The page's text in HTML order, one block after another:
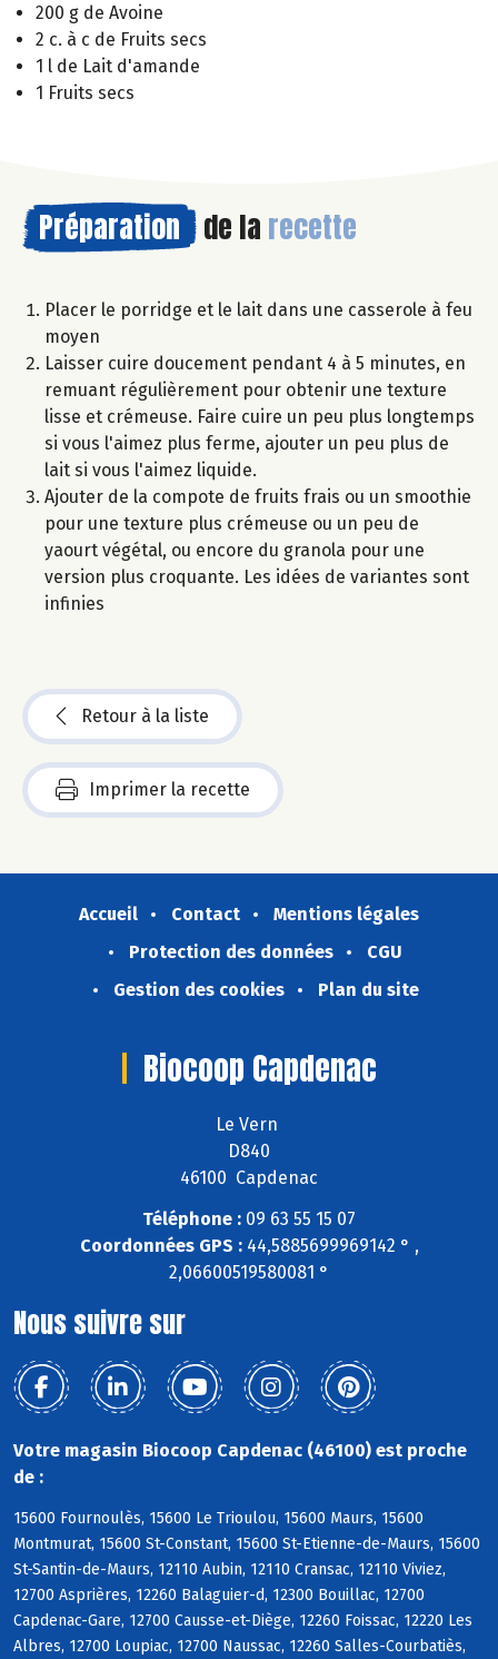
200 g de Avoine
2 c. à c de Fruits secs
1 l de Lait d'amande
1 Fruits secs
Préparation de la recette
Placer le porridge et le lait dans une casserole à feu
moyen
Laisser cuire doucement pendant 4 à 5 minutes, en
remuant régulièrement pour obtenir une texture
lisse et crémeuse. Faire cuire un peu plus longtemps
si vous l'aimez plus ferme, ajouter un peu plus de
lait si vous l'aimez liquide.
Ajouter de la compote de fruits frais ou un smoothie
pour une texture plus crémeuse ou un peu de
yaourt végétal, ou encore du granola pour une
version plus croquante. Les idées de variantes sont
infinies
Retour à la liste
Imprimer la recette
Accueil Contact
Mentions légales
Protection des données
CGU
Gestion des cookies
Plan du site
Biocoop Capdenac
Le Vern
D840
46100 Capdenac
Téléphone : 09 63 55 15 07
Coordonnées GPS :44,5885699969142 ° ,
2,06600519580081 °
Nous suivre sur
Votre magasin Biocoop Capdenac (46100) est proche
de :
15600 Fournoulès, 15600 Le Trioulou, 15600 Maurs, 15600
Montmurat, 15600 St-Constant, 15600 St-Etienne-de-Maurs, 15600
St-Santin-de-Maurs, 12110 Aubin, 12110 Cransac, 12110 Viviez,
12700 Asprières, 12260 Balaguier-d, 12300 Bouillac, 12700
Capdenac-Gare, 12700 Causse-et-Diège, 12260 Foissac, 12220 Les
Albres, 12700 Loupiac, 12700 Naussac, 12260 Salles-Courbatiès,